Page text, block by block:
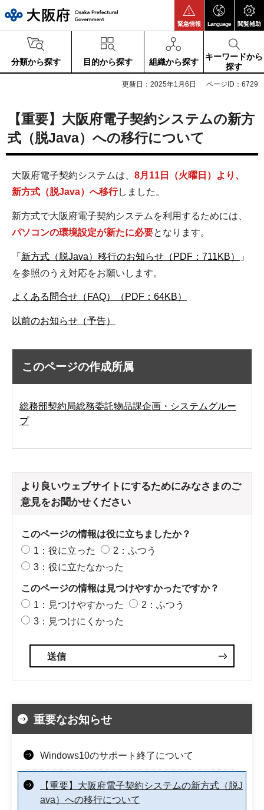
緊急情報 Language 閲覧補助
分類から探す 目的から探す 組織から探す
キーワードから
探す
更新日：2025年1月6日 ページID：6729
【重要】大阪府電子契約システムの新方
式（脱Java）への移行について
大阪府電子契約システムは、 8月11日（火曜日）より、
新方式（脱Java）へ移行しました。
新方式で大阪府電子契約システムを利用するためには、
パソコンの環境設定が新たに必要となります。
「 新方式（脱Java）移行のお知らせ（PDF：711KB）
」
を参照のうえ対応をお願いします。
よくある問合せ（FAQ）（PDF：64KB）
以前のお知らせ（予告）
このページの作成所属
総務部契約局総務委託物品課企画・システムグルー
プ
より良いウェブサイトにするためにみなさまのご
意見をお聞かせください
このページの情報は役に立ちましたか？
1：役に立った
2：ふつう
3：役に立たなかった
このページの情報は見つけやすかったですか？
1：見つけやすかった
2：ふつう
3：見つけにくかった
重要なお知らせ
Windows10のサポート終了について
【重要】大阪府電子契約システムの新方式（脱J
ava）への移行について